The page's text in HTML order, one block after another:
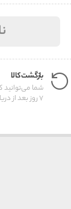
بازگشت کالا
شما می‌توانید
7 روز بعد از دریافت، برگردانید!